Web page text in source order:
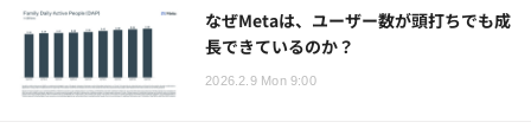
なぜMetaは、ユーザー数が頭打ちでも成
長できているのか？
2026.2.9 Mon 9:00